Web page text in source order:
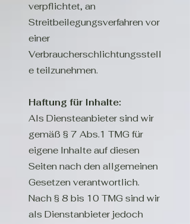
verpflichtet, an
Streitbeilegungsverfahren vor
einer
Verbraucherschlichtungsstell
e teilzunehmen.
Haftung für Inhalte:
Als Diensteanbieter sind wir
gemäß § 7 Abs.1 TMG für
eigene Inhalte auf diesen
Seiten nach den allgemeinen
Gesetzen verantwortlich.
Nach § 8 bis 10 TMG sind wir
als Dienstanbieter jedoch